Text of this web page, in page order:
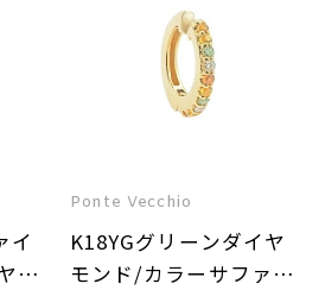
イ
ー
Ponte Vecchio
K18YGグリーンダイヤ
モンド/カラーサファイ